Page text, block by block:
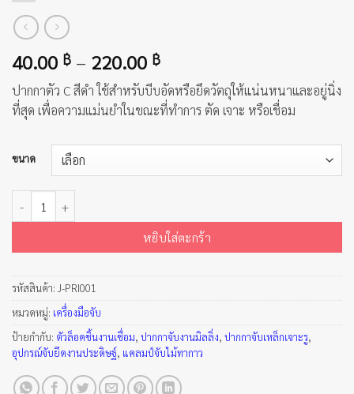
40.00 ฿ – 220.00 ฿Price
range:
40.00 ฿
through
ปากกาตัว C สีดำ ใช้สำหรับบีบอัดหรือยึดวัตถุให้แน่นหนาและอยู่นิ่ง
ที่สุด เพื่อความแม่นยำในขณะที่ทำการ ตัด เจาะ หรือเชื่อม
ขนาด
หยิบใส่ตะกร้า
รหัสสินค้า: J-PRI001
หมวดหมู่: เครื่องมือจับ
ป้ายกำกับ: ตัวล็อคชิ้นงานเชื่อม, ปากกาจับงานมิลลิ่ง, ปากกาจับเหล็กเจาะรู,
อุปกรณ์จับยึดงานประดิษฐ์, แคลมป์จับไม้ทากาว